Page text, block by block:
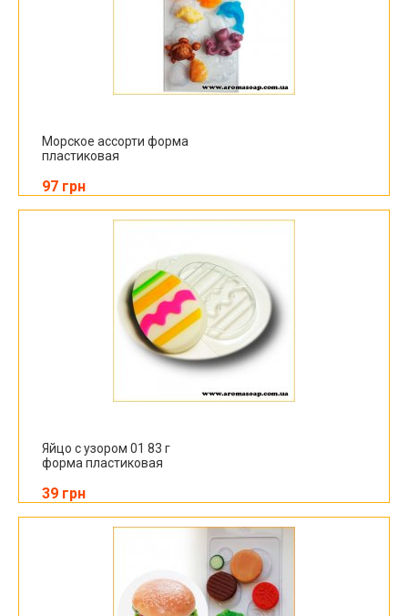
Морское ассорти форма
пластиковая
97 грн
Яйцо с узором 01 83 г
форма пластиковая
39 грн